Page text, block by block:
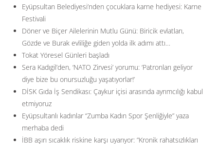
Eyüpsultan Belediyesi’nden çocuklara karne hediyesi: Karne
Festivali
Döner ve Biçer Ailelerinin Mutlu Günü: Biricik evlatları,
Gözde ve Burak evliliğe giden yolda ilk adımı attı…
Tokat Yöresel Günleri başladı
Sera Kadıgil’den, ‘NATO Zirvesi’ yorumu: ‘Patronları geliyor
diye bize bu onursuzluğu yaşatıyorlar!’
DİSK Gıda İş Sendikası: Çaykur içisi arasında ayrımcılığı kabul
etmiyoruz
Eyüpsultanlı kadınlar “Zumba Kadın Spor Şenliğiyle” yaza
merhaba dedi
İBB aşırı sıcaklık riskine karşı uyarıyor: ”Kronik rahatsızlıkları